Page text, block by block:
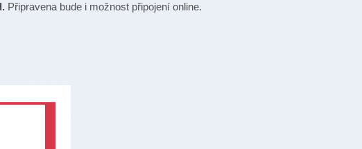
Připravena bude i možnost připojení online.